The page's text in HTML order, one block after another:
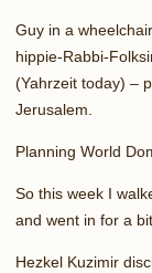
Guy in a
hippie-Rabbi-
(Yahrzeit today) –
Jerusalem.
Planning World
So this week I
and went in for a
Hezkel Kuzimir